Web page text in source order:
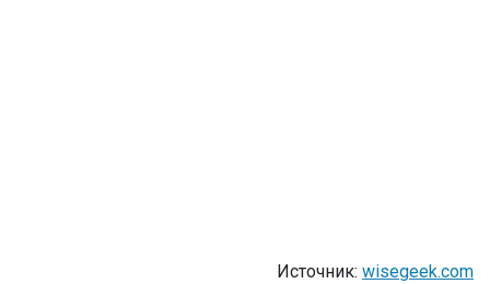
Источник: wisegeek.com